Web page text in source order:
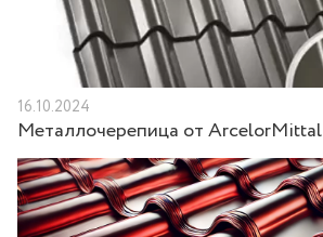
16.10.2024
Металлочерепица от ArcelorMittal